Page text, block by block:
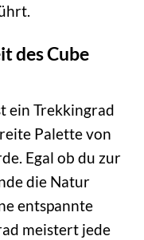
des Cube
ein Trekkingrad
Palette von
Egal ob du zur
die Natur
entspannte
meistert jede